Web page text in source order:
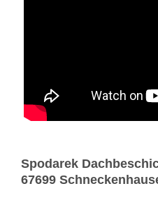
Spodarek
67699